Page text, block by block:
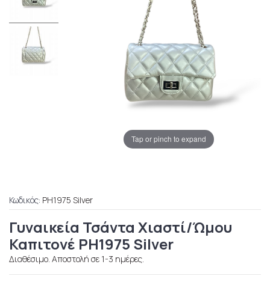
Tap or pinch to expand
Κωδικός: PH1975 Silver
Γυναικεία Τσάντα Χιαστί/Ώμου
Καπιτονέ PH1975 Silver
Διαθέσιμο. Αποστολή σε 1-3 ημέρες.